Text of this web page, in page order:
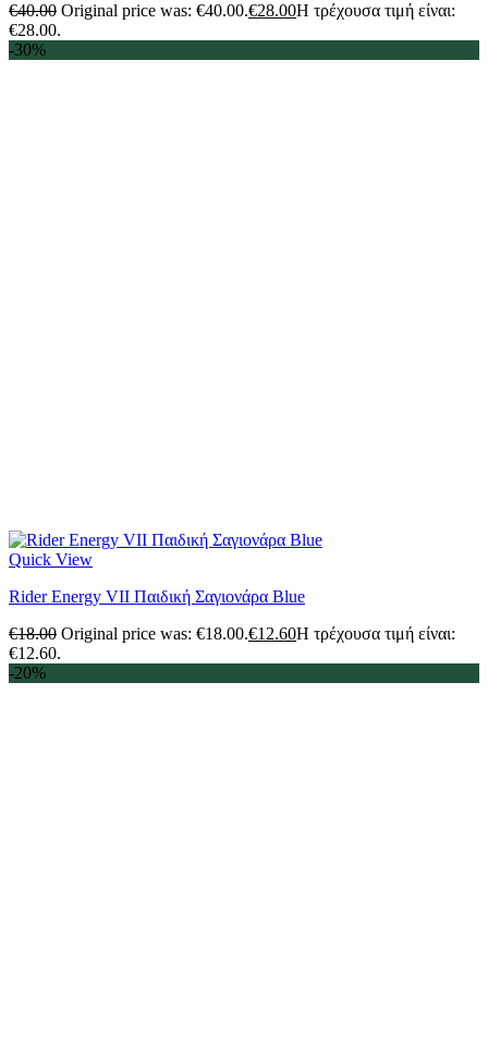
€40.00 Original price was: €40.00.€28.00Η τρέχουσα τιμή είναι:
€28.00.
-30%
Quick View
Rider Energy VII Παιδική Σαγιονάρα Blue
€18.00 Original price was: €18.00.€12.60Η τρέχουσα τιμή είναι:
€12.60.
-20%